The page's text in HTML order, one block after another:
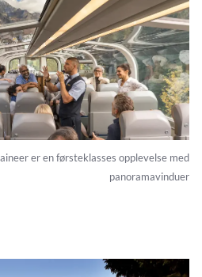
er en førsteklasses opplevelse med
panoramavinduer